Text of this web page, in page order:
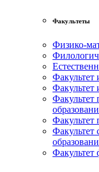
Факультеты
Физико-
Факультет
Факультет
Факультет
Факультет
Факультет
Факультет